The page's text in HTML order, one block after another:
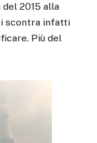
2015 alla
scontra infatti
Più del